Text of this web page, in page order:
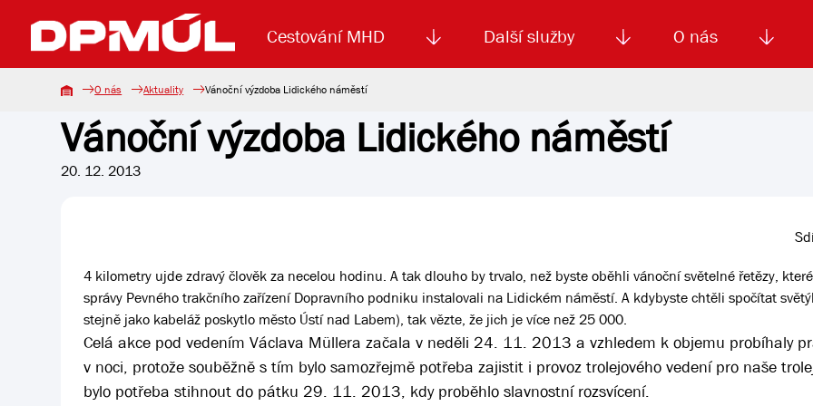
Cestování MHD
Uzavření mostu Dr. E. Beneše Koupit jízdenku Jízdné MHD El. jízdenka (EOS)
Další služby
Lanová dráha Reklama Smluvní doprava Autoškola
O nás
Základní údaje Aktuality Výběrová řízení Kariéra
O nás Aktuality Vánoční výzdoba Lidického náměstí
Vánoční výzdoba Lidického náměstí
20. 12. 2013
4 kilometry ujde zdravý člověk za necelou hodinu. A tak dlouho by trvalo, než byste oběhli vánoční světelné řetězy,
správy Pevného trakčního zařízení Dopravního podniku instalovali na Lidickém náměstí. A kdybyste chtěli spočítat
stejně jako kabeláž poskytlo město Ústí nad Labem), tak vězte, že jich je více než 25 000.
Celá akce pod vedením Václava Müllera začala v neděli 24. 11. 2013 a vzhledem k objemu probíhaly
v noci, protože souběžně s tím bylo samozřejmě potřeba zajistit i provoz trolejového vedení pro naše
bylo potřeba stihnout do pátku 29. 11. 2013, kdy proběhlo slavnostní rozsvícení.